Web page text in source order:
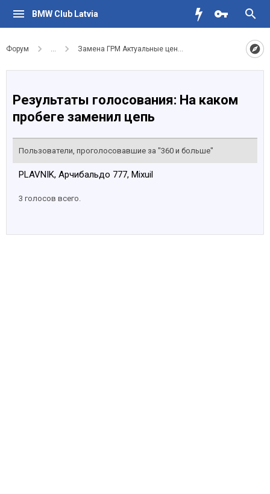
BMW Club Latvia
Форум ... Замена ГРМ Актуальные цены и сервисы
Результаты голосования: На каком
пробеге заменил цепь
Пользователи, проголосовавшие за "360 и больше"
PLAVNIK Арчибальдо 777 Mixuil
3 голосов всего.